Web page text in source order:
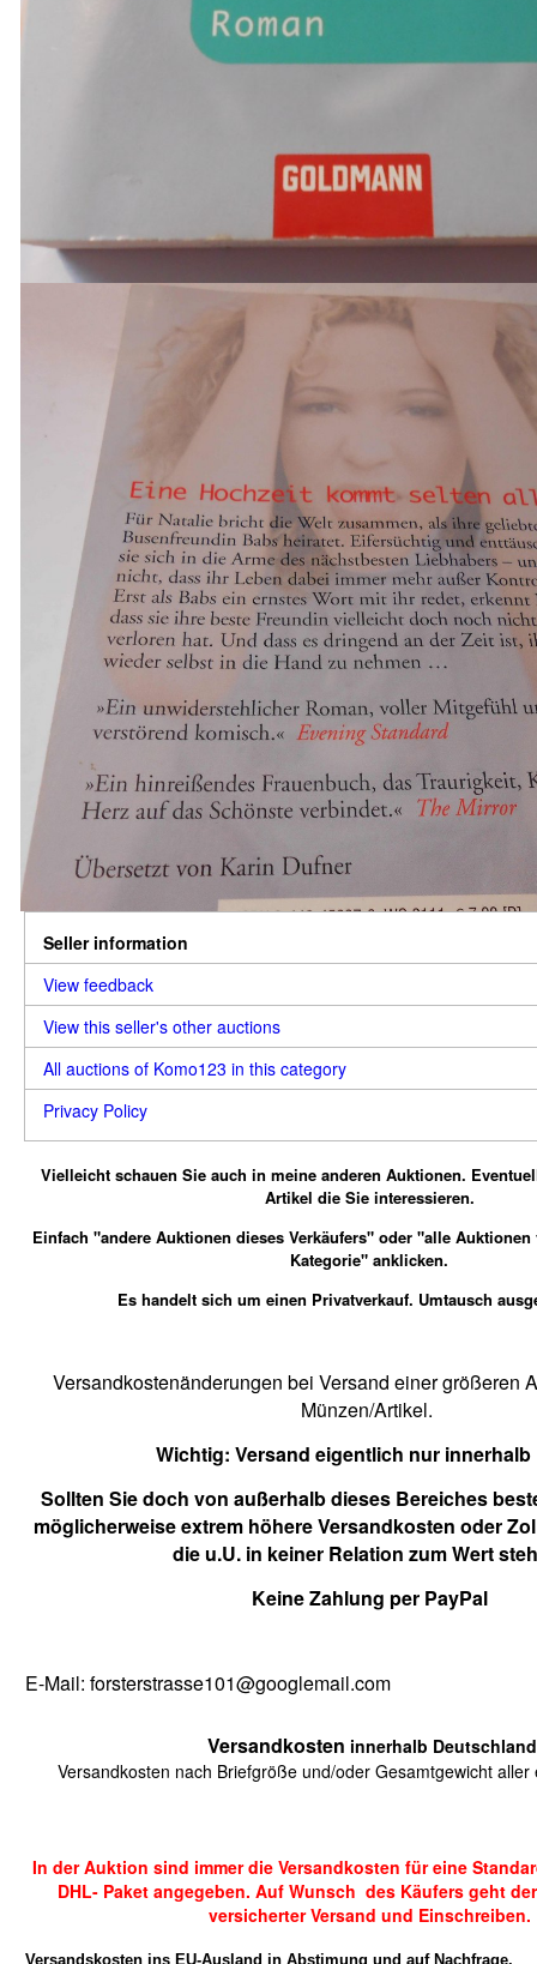
Seller information
View feedback
View this seller's other auctions
All auctions of Komo123 in this category
Privacy Policy
Vielleicht schauen Sie auch in meine anderen Auktionen.
Artikel die Sie interessieren.
Einfach "andere Auktionen dieses Verkäufers" oder "alle
Kategorie" anklicken.
Es handelt sich um einen Privatverkauf. Umtausch
Versandkostenänderungen bei Versand einer größeren
Münzen/Artikel.
Wichtig: Versand eigentlich nur innerhalb
Sollten Sie doch von außerhalb dieses Bereiches
möglicherweise extrem höhere Versandkosten oder
die u.U. in keiner Relation zum Wert
Keine Zahlung per PayPal
E-Mail: forsterstrasse101@googlemail.com
Versandkosten innerhalb Deutschland
Versandkosten nach Briefgröße und/oder Gesamtgewicht
In der Auktion sind immer die Versandkosten für eine
DHL- Paket angegeben. Auf Wunsch des Käufers geht
versicherter Versand und Einschreiben.
Versandskosten ins EU-Ausland in Abstimung und auf Nachfrage.